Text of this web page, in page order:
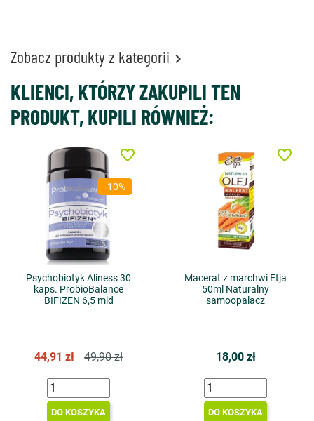
Zobacz produkty z kategorii 
KLIENCI, KTÓRZY ZAKUPILI TEN
PRODUKT, KUPILI RÓWNIEŻ:
-10%
Psychobiotyk Aliness 30
kaps. ProbioBalance
BIFIZEN 6,5 mld
44,91 zł 49,90 zł
DO KOSZYKA
favorite_border
Macerat z marchwi Etja
50ml Naturalny
samoopalacz
18,00 zł
DO KOSZYKA
favorite_border